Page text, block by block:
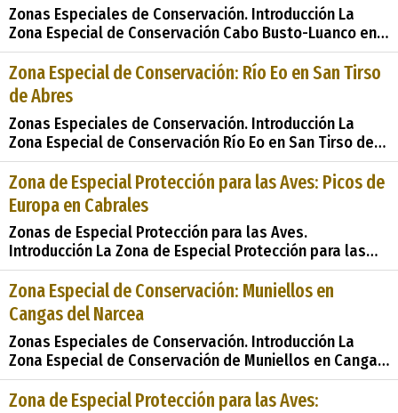
Zonas Especiales de Conservación. Introducción La
Zona Especial de Conservación Cabo Busto-Luanco en
Valdés, designada como &#38;&#38;#35;34;Lugares de
Importancia Comunitaria&#38;&#38;#35;34; (LIC) en
2004 y posteriormente como &#38;&#38;#35;34;Zonas
Especiales de Conse
Zona Especial de Conservación: Río Eo en San Tirso
de Abres
Zonas Especiales de Conservación. Introducción La
Zona Especial de Conservación Río Eo en San Tirso de
Abres, ubicada en los municipios de San Tirso de Abres
y Vegadeo en el Principado de Asturias, es un área de
gran importancia para la conservación del patrimonio
natural. Propuesta como &#38;&#38;#3
Zona de Especial Protección para las Aves: Picos de
Europa en Cabrales
Zonas de Especial Protección para las Aves.
Introducción La Zona de Especial Protección para las
Aves: Picos de Europa en Cabrales, designada como
ZEPA en el año 2003, representa un área de gran
relevancia natural en la región asturiana de España. En
este análisis, exploraremos detalladamente este
patrimonio
Zona Especial de Conservación: Muniellos en
Cangas del Narcea
Zonas Especiales de Conservación. Introducción La
Zona Especial de Conservación de Muniellos en Cangas
del Narcea, designada como tal en 2015 tras ser
propuesta como Lugar de Importancia Comunitaria en
Zona de Especial Protección para las Aves: